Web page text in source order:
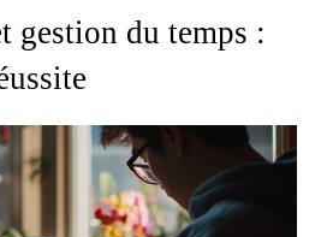
gestion du temps :